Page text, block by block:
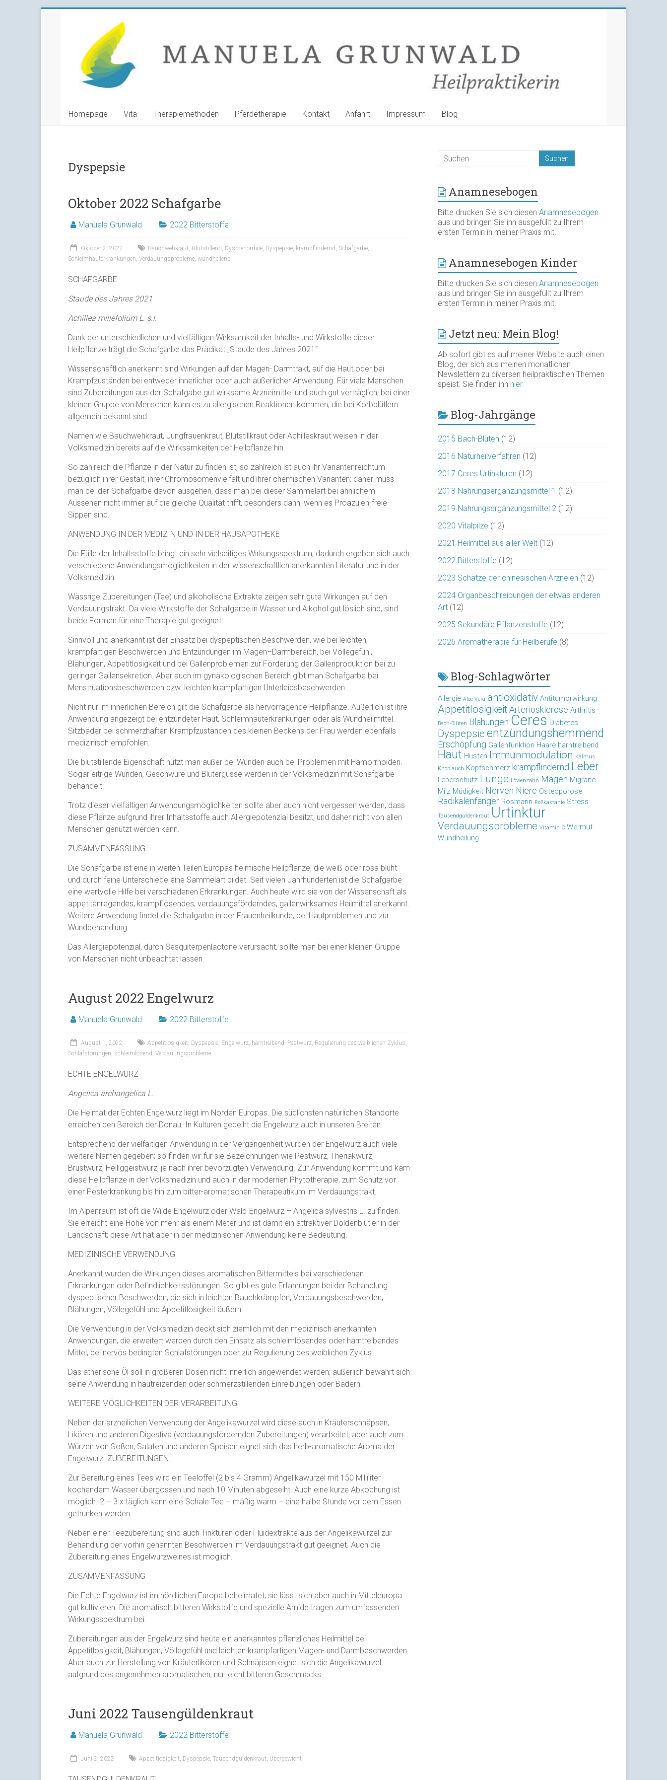
Manuela
Grunwald
Heilpraktikerin
Homepage Vita Therapiemethoden Pferdetherapie Kontakt Anfahrt Impressum Blog
Dyspepsie
Oktober 2022 Schafgarbe
Manuela Grunwald 2022 Bitterstoffe
Oktober 2, 2022 Bauchwehkraut, Blutstillend , Dysmenorrhoe, Dyspepsie, krampflindernd , Schafgarbe,
Schleimhauterkrankungen, Verdauungsprobleme, wundheilend
SCHAFGARBE
Staude des Jahres 2021
Achillea millefolium L. s.l.
Dank der unterschiedlichen und vielfältigen Wirksamkeit der Inhalts- und Wirkstoffe dieser
Heilpflanze trägt die Schafgarbe das Prädikat „Staude des Jahres 2021“.
Wissenschaftlich anerkannt sind Wirkungen auf den Magen- Darmtrakt, auf die Haut oder bei
Krampfzuständen bei entweder innerlicher oder auch äußerlicher Anwendung. Für viele Menschen
sind Zubereitungen aus der Schafgabe gut wirksame Arzneimittel und auch gut verträglich; bei einer
kleinen Gruppe von Menschen kann es zu allergischen Reaktionen kommen, die bei Korbblütlern
allgemein bekannt sind.
Namen wie Bauchwehkraut, Jungfrauenkraut, Blutstillkraut oder Achilleskraut weisen in der
Volksmedizin bereits auf die Wirksamkeiten der Heilpflanze hin.
So zahlreich die Pflanze in der Natur zu finden ist, so zahlreich ist auch ihr Variantenreichtum
bezüglich ihrer Gestalt, ihrer Chromosomenvielfalt und ihrer chemischen Varianten; daher muss
man bei der Schafgarbe davon ausgehen, dass man bei dieser Sammelart bei ähnlichem
Aussehen nicht immer auf die gleiche Qualität trifft, besonders dann, wenn es Proazulen-freie
Sippen sind.
ANWENDUNG IN DER MEDIZIN UND IN DER HAUSAPOTHEKE
Die Fülle der Inhaltsstoffe bringt ein sehr vielseitiges Wirkungsspektrum; dadurch ergeben sich auch
verschiedene Anwendungsmöglichkeiten in der wissenschaftlich anerkannten Literatur und in der
Volksmedizin.
Wässrige Zubereitungen (Tee) und alkoholische Extrakte zeigen sehr gute Wirkungen auf den
Verdauungstrakt. Da viele Wirkstoffe der Schafgarbe in Wasser und Alkohol gut löslich sind, sind
beide Formen für eine Therapie gut geeignet.
Sinnvoll und anerkannt ist der Einsatz bei dyspeptischen Beschwerden, wie bei leichten,
krampfartigen Beschwerden und Entzündungen im Magen–Darmbereich, bei Völlegefühl,
Blähungen, Appetitlosigkeit und bei Gallenproblemen zur Förderung der Gallenproduktion bei zu
geringer Gallensekretion. Aber auch im gynäkologischen Bereich gibt man Schafgarbe bei
Menstruationsbeschwerden bzw. leichten krampfartigen Unterleibsbeschwerden.
Nicht nur im innerlichen Bereich gilt die Schafgarbe als hervorragende Heilpflanze. Äußerlich ist ihre
Anwendung angezeigt bei entzündeter Haut, Schleimhauterkrankungen oder als Wundheilmittel.
Sitzbäder bei schmerzhaften Krampfzuständen des kleinen Beckens der Frau werden ebenfalls
medizinisch empfohlen.
Die blutstillende Eigenschaft nützt man außer bei Wunden auch bei Problemen mit Hämorrhoiden.
Sogar eitrige Wunden, Geschwüre und Blutergüsse werden in der Volksmedizin mit Schafgarbe
behandelt.
Trotz dieser vielfältigen Anwendungsmöglichkeiten sollte aber auch nicht vergessen werden, dass
diese Pflanze aufgrund ihrer Inhaltsstoffe auch Allergiepotenzial besitzt, und daher nicht von allen
Menschen genützt werden kann.
ZUSAMMENFASSUNG
Die Schafgarbe ist eine in weiten Teilen Europas heimische Heilpflanze, die weiß oder rosa blüht
und durch feine Unterschiede eine Sammelart bildet. Seit vielen Jahrhunderten ist die Schafgarbe
eine wertvolle Hilfe bei verschiedenen Erkrankungen. Auch heute wird sie von der Wissenschaft als
appetitanregendes, krampflösendes, verdauungsförderndes, gallenwirksames Heilmittel anerkannt.
Weitere Anwendung findet die Schafgarbe in der Frauenheilkunde, bei Hautproblemen und zur
Wundbehandlung.
Das Allergiepotenzial, durch Sesquiterpenlactone verursacht, sollte man bei einer kleinen Gruppe
von Menschen nicht unbeachtet lassen.
August 2022 Engelwurz
Manuela Grunwald 2022 Bitterstoffe
August 1, 2022 Appetitlosigkeit, Dyspepsie, Engelwurz, harntreibend , Pestwurz, Regulierung des weiblichen Zyklus,
Schlafstörungen, schleimlösend , Verdauungsprobleme
ECHTE ENGELWURZ
Angelica archangelica L.
Die Heimat der Echten Engelwurz liegt im Norden Europas. Die südlichsten natürlichen Standorte
erreichen den Bereich der Donau. In Kulturen gedeiht die Engelwurz auch in unseren Breiten.
Entsprechend der vielfältigen Anwendung in der Vergangenheit wurden der Engelwurz auch viele
weitere Namen gegeben; so finden wir für sie Bezeichnungen wie Pestwurz, Theriakwurz,
Brustwurz, Heiliggeistwurz, je nach ihrer bevorzugten Verwendung. Zur Anwendung kommt und kam
diese Heilpflanze in der Volksmedizin und auch in der modernen Phytotherapie, zum Schutz vor
einer Pesterkrankung bis hin zum bitter-aromatischen Therapeutikum im Verdauungstrakt.
Im Alpenraum ist oft die Wilde Engelwurz oder Wald-Engelwurz – Angelica sylvestris L. zu finden.
Sie erreicht eine Höhe von mehr als einem Meter und ist damit ein attraktiver Doldenblütler in der
Landschaft; diese Art hat aber in der medizinischen Anwendung keine Bedeutung.
MEDIZINISCHE VERWENDUNG
Anerkannt wurden die Wirkungen dieses aromatischen Bittermittels bei verschiedenen
Erkrankungen oder Befindlichkeitsstörungen. So gibt es gute Erfahrungen bei der Behandlung
dyspeptischer Beschwerden, die sich in leichten Bauchkrämpfen, Verdauungsbeschwerden,
Blähungen, Völlegefühl und Appetitlosigkeit äußern.
Die Verwendung in der Volksmedizin deckt sich ziemlich mit den medizinisch anerkannten
Anwendungen, die erweitert werden durch den Einsatz als schleimlösendes oder harntreibendes
Mittel, bei nervös bedingten Schlafstörungen oder zur Regulierung des weiblichen Zyklus.
Das ätherische Öl soll in größeren Dosen nicht innerlich angewendet werden; äußerlich bewährt sich
seine Anwendung in hautreizenden oder schmerzstillenden Einreibungen oder Bädern.
WEITERE MÖGLICHKEITEN DER VERARBEITUNG:
Neben der arzneilichen Verwendung der Angelikawurzel wird diese auch in Kräuterschnäpsen,
Likören und anderen Digestiva (verdauungsfördernden Zubereitungen) verarbeitet; aber auch zum
Würzen von Soßen, Salaten und anderen Speisen eignet sich das herb-aromatische Aroma der
Engelwurz. ZUBEREITUNGEN:
Zur Bereitung eines Tees wird ein Teelöffel (2 bis 4 Gramm) Angelikawurzel mit 150 Milliliter
kochendem Wasser übergossen und nach 10 Minuten abgeseiht. Auch eine kurze Abkochung ist
möglich. 2 – 3 x täglich kann eine Schale Tee – mäßig warm – eine halbe Stunde vor dem Essen
getrunken werden.
Neben einer Teezubereitung sind auch Tinkturen oder Fluidextrakte aus der Angelikawurzel zur
Behandlung der vorhin genannten Beschwerden im Verdauungstrakt gut geeignet. Auch die
Zubereitung eines Engelwurzweines ist möglich.
ZUSAMMENFASSUNG
Die Echte Engelwurz ist im nördlichen Europa beheimatet; sie lässt sich aber auch in Mitteleuropa
gut kultivieren. Die aromatisch bitteren Wirkstoffe und spezielle Amide tragen zum umfassenden
Wirkungsspektrum bei.
Zubereitungen aus der Engelwurz sind heute ein anerkanntes pflanzliches Heilmittel bei
Appetitlosigkeit, Blähungen, Völlegefühl und leichten krampfartigen Magen- und Darmbeschwerden.
Aber auch zur Herstellung von Kräuterlikören und Schnäpsen eignet sich die Angelikawurzel
aufgrund des angenehmen aromatischen, nur leicht bitteren Geschmacks.
Juni 2022 Tausengüldenkraut
Manuela Grunwald 2022 Bitterstoffe
Juni 2, 2022 Appetitlosigkeit, Dyspepsie, Tausendgüldenkraut, Übergewicht
Anamnesebogen
Bitte drucken Sie sich diesenAnamnesebogen
aus und bringen Sie ihn ausgefüllt zu Ihrem
ersten Termin in meiner Praxis mit.
Anamnesebogen Kinder
Bitte drucken Sie sich diesenAnamnesebogen
aus und bringen Sie ihn ausgefüllt zu Ihrem
ersten Termin in meiner Praxis mit.
Jetzt neu: Mein Blog!
Ab sofort gibt es auf meiner Website auch einen
Blog, der sich aus meinen monatlichen
Newslettern zu diversen heilpraktischen Themen
speist. Sie finden ihn hier.
Blog-Jahrgänge
2015 Bach-Blüten (12)
2016 Naturheilverfahren (12)
2017 Ceres Urtinkturen (12)
2018 Nahrungsergänzungsmittel 1 (12)
2019 Nahrungsergänzungsmittel 2 (12)
2020 Vitalpilze (12)
2021 Heilmittel aus aller Welt (12)
2022 Bitterstoffe (12)
2023 Schätze der chinesischen Arzneien (12)
2024 Organbeschreibungen der etwas anderen
Art (12)
2025 Sekundäre Pflanzenstoffe (12)
2026 Aromatherapie für Heilberufe (8)
Blog-Schlagwörter
Allergie Aloe Vera antioxidativ Antitumorwirkung
AppetitlosigkeitArteriosklerose Arthritis
Bach-Blüten Blähungen Ceres Diabetes
Dyspepsie entzündungshemmend
Erschöpfung Gallenfunktion Haare harntreibend
Haut Husten Immunmodulation Kalmus
Knoblauch Kopfschmerz krampflindernd Leber
Leberschutz Lunge Löwenzahn Magen Migräne
Milz Müdigkeit Nerven Niere Osteoporose
Radikalenfänger Rosmarin Roßkastanie Stress
Tausendgüldenkraut Urtinktur
Verdauungsprobleme Vitamin C Wermut
Wundheilung